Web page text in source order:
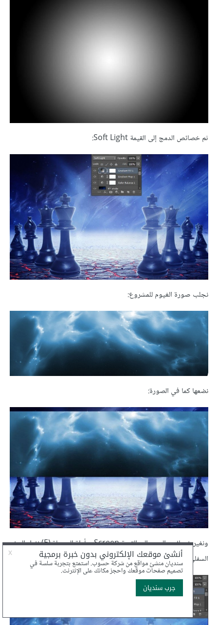
ثم خصائص الدمج إلى القيمة Soft Light:
نجلب صورة الغيوم للمشروع:
نضعها كما في الصورة:
ونغير خصائص الدمج إلى القيمة Screen وبأداة الممحاة (E) نزيل الجزء
السفلي من الصورة: